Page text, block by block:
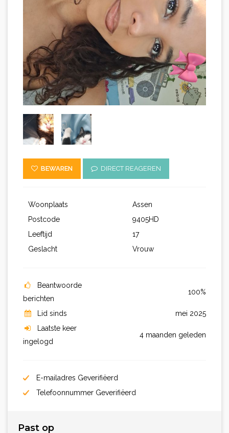
BEWAREN DIRECT REAGEREN
Woonplaats
Assen
Postcode
9405HD
Leeftijd
17
Geslacht
Vrouw
Beantwoorde
berichten
100%
Lid sinds
mei 2025
Laatste keer
ingelogd
4 maanden geleden
E-mailadres Geverifiëerd
Telefoonnummer Geverifiëerd
Past op